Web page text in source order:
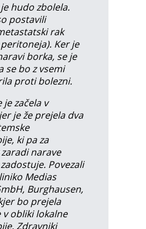
hudo zbolela.
postavili
rak
Ker je
borka, se je
se bo z vsemi
proti bolezni.
začela v
je že prejela dva
ki pa za
narave
Povezali
Medias
Burghausen,
bo prejela
obliki lokalne
Zdravniki